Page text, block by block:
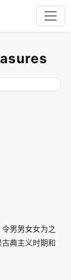
男男女女为之
典主义时期和